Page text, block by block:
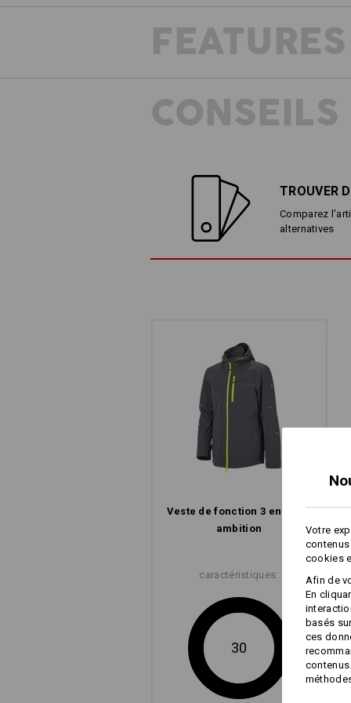
CLICK-OUT
En quelques clics seulement, une
peuvent être portés individuellement :
La veste extérieure résistante aux
efficacement contre l'humidité. Elle
UNE MISE À
LE GILET
FEATURES
TROUVER
Comparez
alternatives
Veste de fonction 3 en 1 e.s.​
ambition
caractéristiques:
30
Votre
cookies
Afin de
En
basés
ces